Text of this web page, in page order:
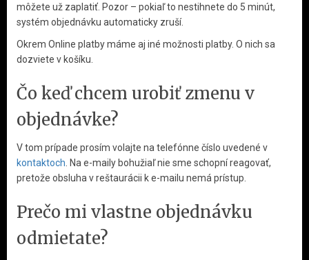
môžete už zaplatiť. Pozor – pokiaľ to nestihnete do 5 minút,
systém objednávku automaticky zruší.
Okrem Online platby máme aj iné možnosti platby. O nich sa
dozviete v košíku.
Čo keď chcem urobiť zmenu v
objednávke?
V tom prípade prosím volajte na telefónne číslo uvedené v
kontaktoch . Na e-maily bohužiaľ nie sme schopní reagovať,
pretože obsluha v reštaurácii k e-mailu nemá prístup.
Prečo mi vlastne objednávku
odmietate?